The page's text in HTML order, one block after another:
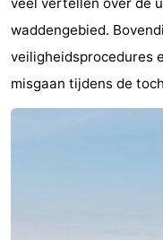
Wadlopen
Zeehonden
Eten
en
Evenementen
waddengebied.
veiligheidsprocedures
misgaan tijdens de